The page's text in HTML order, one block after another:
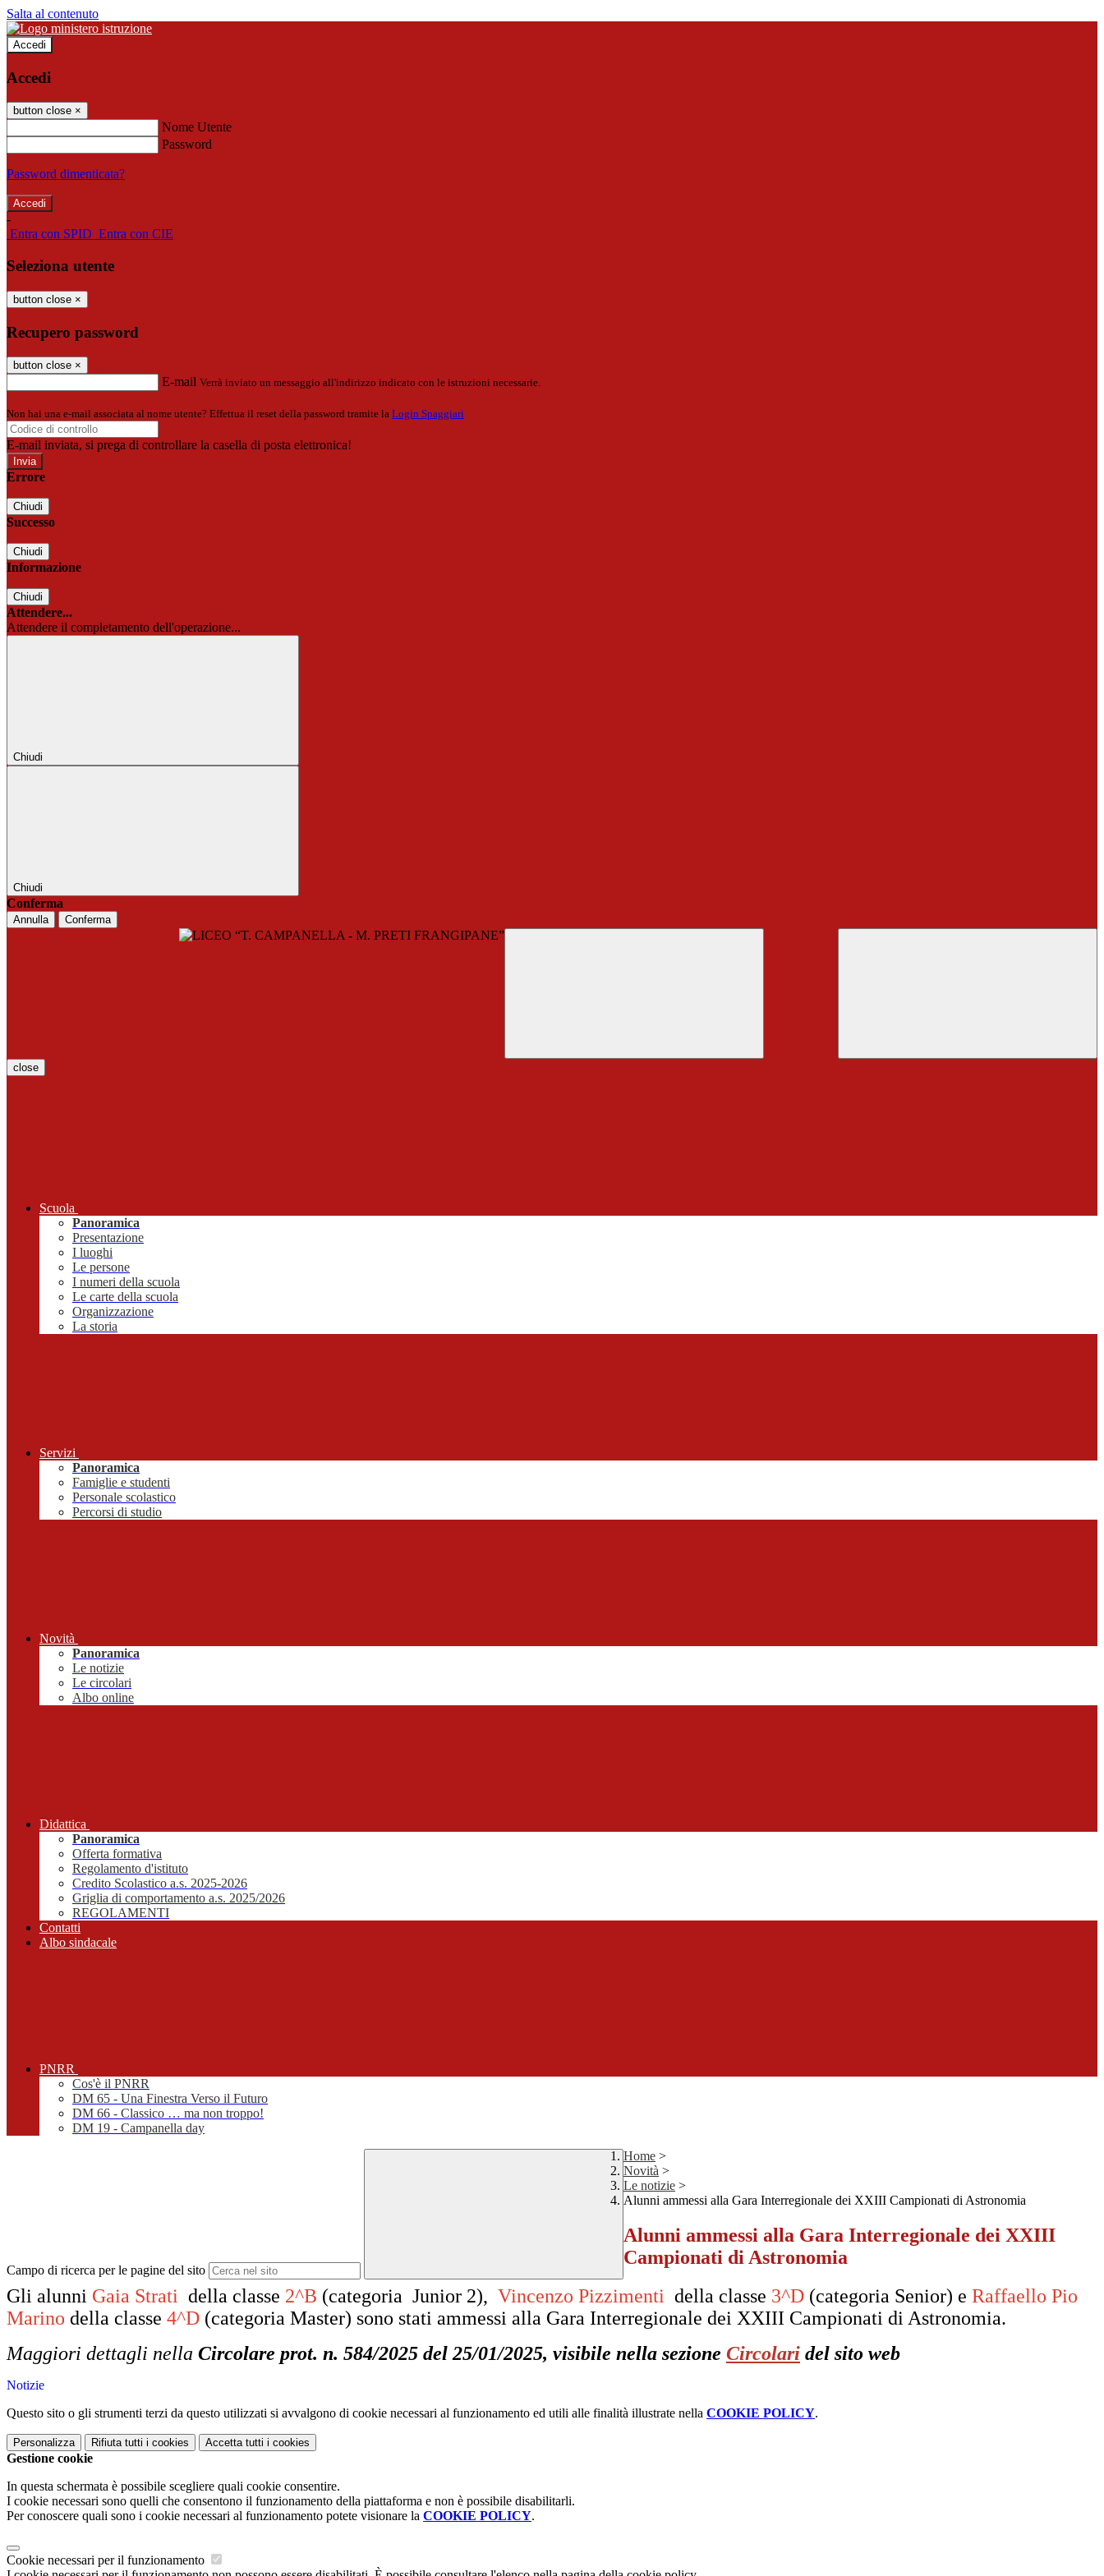
Salta al contenuto
Accedi
Accedi
button close ×
Nome Utente
Password
Password dimenticata?
-
Entra con SPID Entra con CIE
Seleziona utente
button close ×
Recupero password
button close ×
E-mail Verrà inviato un messaggio all'indirizzo indicato con le istruzioni necessarie.
Non hai una e-mail associata al nome utente? Effettua il reset della password tramite la Login Spaggiari
E-mail inviata, si prega di controllare la casella di posta elettronica!
Errore
Chiudi
Successo
Chiudi
Informazione
Chiudi
Attendere...
Attendere il completamento dell'operazione...
Chiudi
Chiudi
Conferma
Annulla Conferma
close
Scuola
Panoramica
Presentazione
I luoghi
Le persone
I numeri della scuola
Le carte della scuola
Organizzazione
La storia
Servizi
Panoramica
Famiglie e studenti
Personale scolastico
Percorsi di studio
Novità
Panoramica
Le notizie
Le circolari
Albo online
Didattica
Panoramica
Offerta formativa
Regolamento d'istituto
Credito Scolastico a.s. 2025-2026
Griglia di comportamento a.s. 2025/2026
REGOLAMENTI
Contatti
Albo sindacale
PNRR
Cos'è il PNRR
DM 65 - Una Finestra Verso il Futuro
DM 66 - Classico … ma non troppo!
DM 19 - Campanella day
Campo di ricerca per le pagine del sito
Home >
Novità >
Le notizie >
Alunni ammessi alla Gara Interregionale dei XXIII Campionati di Astronomia
Alunni ammessi alla Gara Interregionale dei XXIII
Campionati di Astronomia
Gli alunni Gaia Strati della classe 2^B (categoria Junior 2), Vincenzo Pizzimenti della classe 3^D (categoria Senior) e Raffaello Pio
Marino della classe 4^D (categoria Master) sono stati ammessi alla Gara Interregionale dei XXIII Campionati di Astronomia.
Maggiori dettagli nella Circolare prot. n. 584/2025 del 25/01/2025, visibile nella sezione Circolari del sito web
Notizie
Questo sito o gli strumenti terzi da questo utilizzati si avvalgono di cookie necessari al funzionamento ed utili alle finalità illustrate nella COOKIE POLICY.
Personalizza Rifiuta tutti i cookies Accetta tutti i cookies
Gestione cookie
In questa schermata è possibile scegliere quali cookie consentire.
I cookie necessari sono quelli che consentono il funzionamento della piattaforma e non è possibile disabilitarli.
Per conoscere quali sono i cookie necessari al funzionamento potete visionare la COOKIE POLICY.
Cookie necessari per il funzionamento